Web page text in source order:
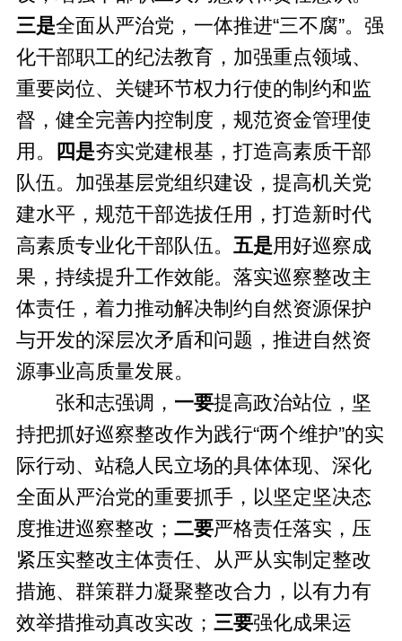
三是全面从严治党，一体推进“三不腐”。强
化干部职工的纪法教育，加强重点领域、
重要岗位、关键环节权力行使的制约和监
督，健全完善内控制度，规范资金管理使
用。
四是夯实党建根基，打造高素质干部
队伍。加强基层党组织建设，提高机关党
建水平，规范干部选拔任用，打造新时代
高素质专业化干部队伍。 五是用好巡察成
果，持续提升工作效能。落实巡察整改主
体责任，着力推动解决制约自然资源保护
与开发的深层次矛盾和问题，推进自然资
源事业高质量发展。
张和志强调， 一要提高政治站位，坚
持把抓好巡察整改作为践行“两个维护”的实
际行动、站稳人民立场的具体体现、深化
全面从严治党的重要抓手，以坚定坚决态
度推进巡察整改； 二要严格责任落实，压
紧压实整改主体责任、从严从实制定整改
措施、群策群力凝聚整改合力，以有力有
效举措推动真改实改； 三要强化成果运